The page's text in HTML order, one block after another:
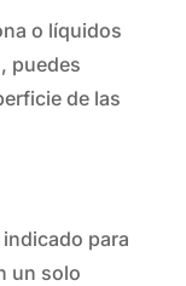
o líquidos
puedes
de las
para
un solo